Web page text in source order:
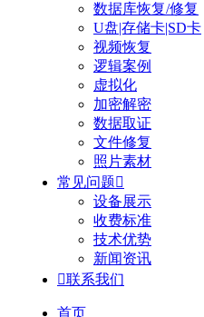
数据库恢复/修复
U盘|存储卡|SD卡
视频恢复
逻辑案例
虚拟化
加密解密
数据取证
文件修复
照片素材
常见问题
设备展示
收费标准
技术优势
新闻资讯
联系我们
首页